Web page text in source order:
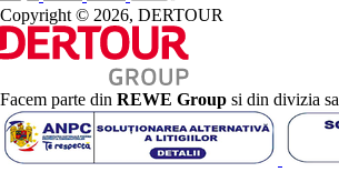
Descrierea plajei
plaja cu nisip si pietris
sezlonguri si umbrele gratuite
Activitati sportive gratuite
programe de animatie
fitness
baschet
Copyright © 2026, DERTOUR
Facem parte din REWE Group si din divizia sa